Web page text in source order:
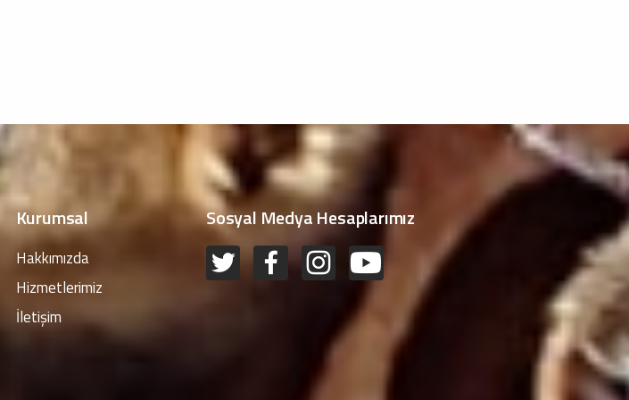
Kurumsal
Hakkımızda
Hizmetlerimiz
İletişim
Sosyal Medya Hesaplarımız